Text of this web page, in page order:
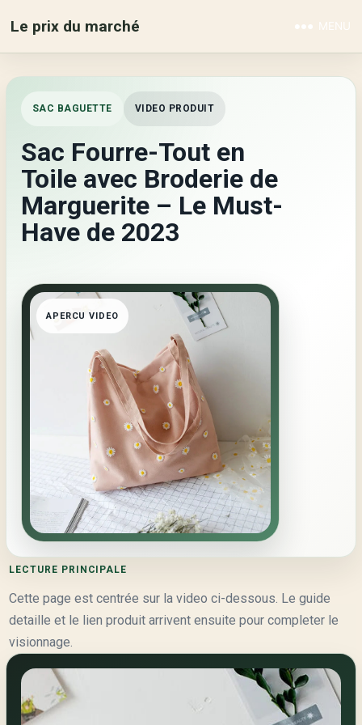
Le prix du marché MENU
SAC BAGUETTE VIDEO PRODUIT
Sac Fourre-Tout en
Toile avec Broderie de
Marguerite – Le Must-
Have de 2023
APERCU VIDEO
LECTURE PRINCIPALE
Cette page est centrée sur la video ci-dessous. Le guide
detaille et le lien produit arrivent ensuite pour completer le
visionnage.